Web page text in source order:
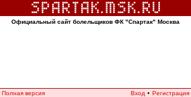
Официальный сайт болельщиков ФК "Спартак" Москва
Полная версия Вход • Регистрация